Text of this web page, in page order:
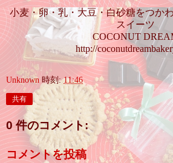
小麦・卵・乳・大豆・白砂糖をつか
スイーツ
COCONUT
http://
Unknown 時刻:11:46
共有
0 件のコメント:
コメントを投稿